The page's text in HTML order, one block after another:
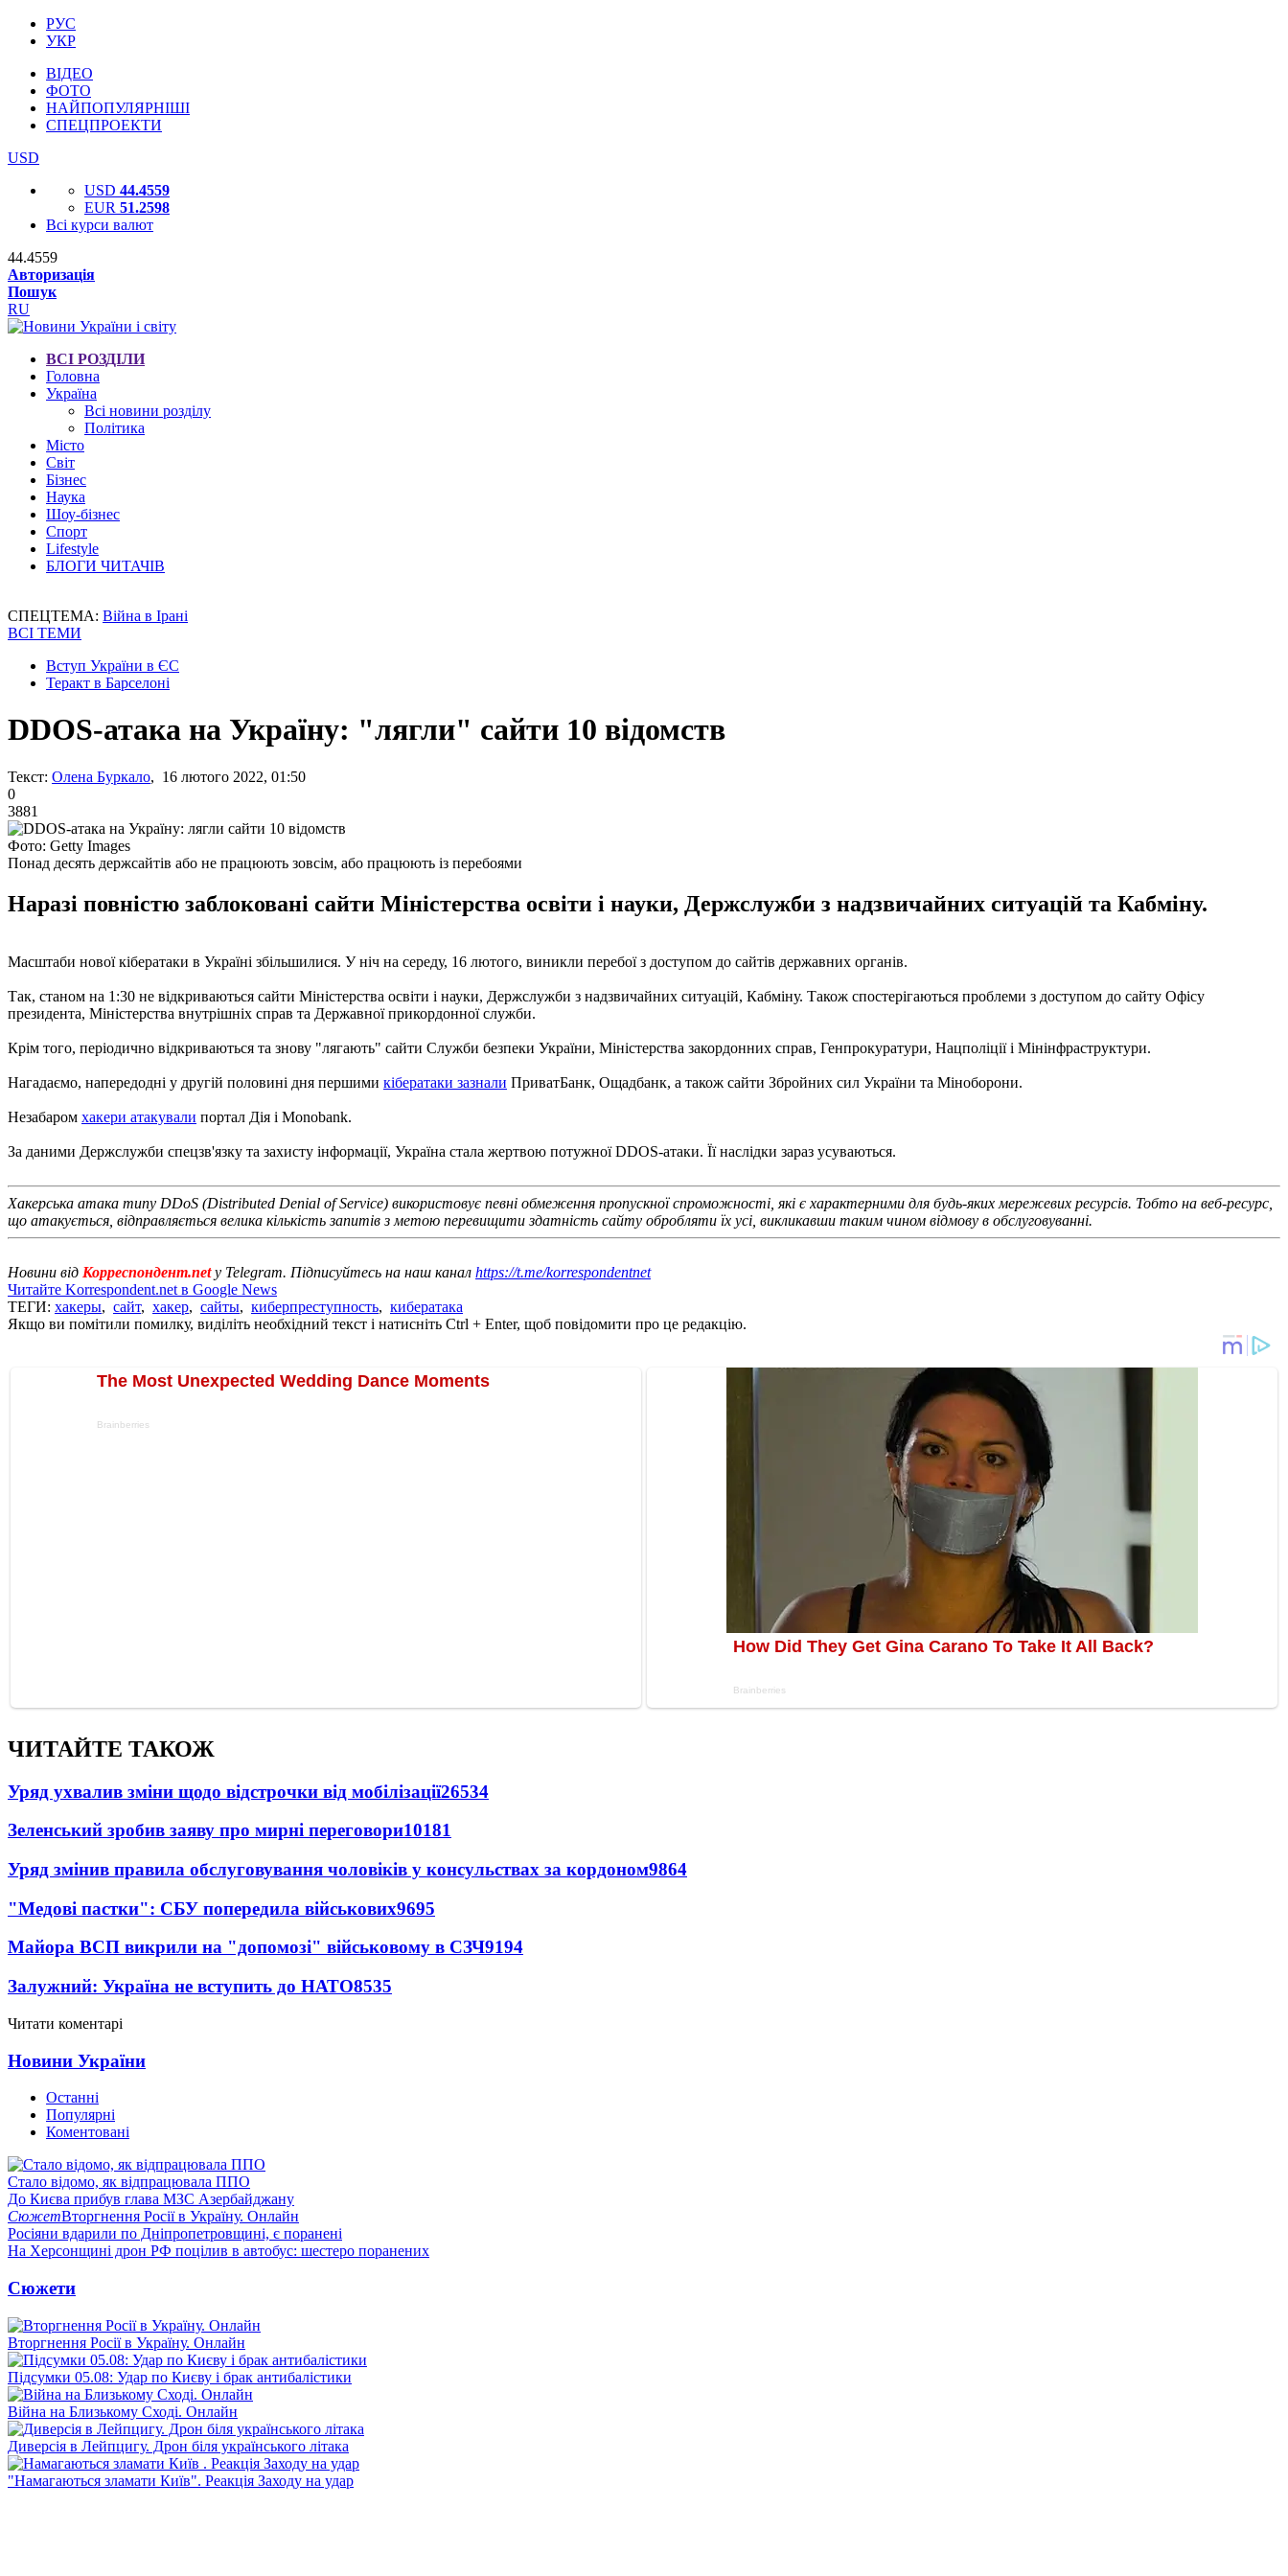
РУС
УКР
ВІДЕО
ФОТО
НАЙПОПУЛЯРНІШІ
СПЕЦПРОЕКТИ
USD
USD 44.4559
EUR 51.2598
Всі курси валют
44.4559
Авторизація
Пошук
RU
ВСІ РОЗДІЛИ
Головна
Україна
Всі новини розділу
Політика
Місто
Світ
Бізнес
Наука
Шоу-бізнес
Спорт
Lifestyle
БЛОГИ ЧИТАЧІВ
СПЕЦТЕМА: Війна в Ірані
ВСІ ТЕМИ
Вступ України в ЄС
Теракт в Барселоні
DDOS-атака на Україну: "лягли" сайти 10 відомств
Текст: Олена Буркало, 16 лютого 2022, 01:50
0
3881
Фото: Getty Images
Понад десять держсайтів або не працюють зовсім, або працюють із перебоями
Наразі повністю заблоковані сайти Міністерства освіти і науки, Держслужби з надзвичайних ситуацій та Кабміну.
Масштаби нової кібератаки в Україні збільшилися. У ніч на середу, 16 лютого, виникли перебої з доступом до сайтів державних органів.
Так, станом на 1:30 не відкриваються сайти Міністерства освіти і науки, Держслужби з надзвичайних ситуацій, Кабміну. Також спостерігаються проблеми з доступом до сайту Офісу
президента, Міністерства внутрішніх справ та Державної прикордонної служби.
Крім того, періодично відкриваються та знову "лягають" сайти Служби безпеки України, Міністерства закордонних справ, Генпрокуратури, Нацполіції і Мінінфраструктури.
Нагадаємо, напередодні у другій половині дня першими кібератаки зазнали ПриватБанк, Ощадбанк, а також сайти Збройних сил України та Міноборони.
Незабаром хакери атакували портал Дія і Monobank.
За даними Держслужби спецзв'язку та захисту інформації, Україна стала жертвою потужної DDOS-атаки. Її наслідки зараз усуваються.
Хакерська атака типу DDoS (Distributed Denial of Service) використовує певні обмеження пропускної спроможності, які є характерними для будь-яких мережевих ресурсів. Тобто на веб-ресурс,
що атакується, відправляється велика кількість запитів з метою перевищити здатність сайту обробляти їх усі, викликавши таким чином відмову в обслуговуванні.
Новини від Корреспондент.netу Telegram. Підписуйтесь на наш канал https://t.me/korrespondentnet
Читайте Korrespondent.net в Google News
ТЕГИ: хакеры, сайт, хакер, сайты, киберпреступность, кибератака
Якщо ви помітили помилку, виділіть необхідний текст і натисніть Ctrl + Enter, щоб повідомити про це редакцію.
ЧИТАЙТЕ ТАКОЖ
Уряд ухвалив зміни щодо відстрочки від мобілізації26534
Зеленський зробив заяву про мирні переговори10181
Уряд змінив правила обслуговування чоловіків у консульствах за кордоном9864
"Медові пастки": СБУ попередила військових9695
Майора ВСП викрили на "допомозі" військовому в СЗЧ9194
Залужний: Україна не вступить до НАТО8535
Читати коментарі
Новини України
Останні
Популярні
Коментовані
Стало відомо, як відпрацювала ППО
До Києва прибув глава МЗС Азербайджану
СюжетВторгнення Росії в Україну. Онлайн
Росіяни вдарили по Дніпропетровщині, є поранені
На Херсонщині дрон РФ поцілив в автобус: шестеро поранених
Сюжети
Вторгнення Росії в Україну. Онлайн
Підсумки 05.08: Удар по Києву і брак антибалістики
Війна на Близькому Сході. Онлайн
Диверсія в Лейпцигу. Дрон біля українського літака
"Намагаються зламати Київ". Реакція Заходу на удар